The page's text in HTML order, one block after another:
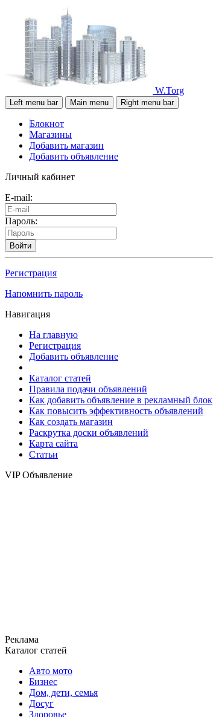
W.Torg
Left menu bar Main menu Right menu bar
Блокнот
Магазины
Добавить магазин
Добавить объявление
Личный кабинет
E-mail:
Пароль:
Войти
Регистрация
Напомнить пароль
Навигация
На главную
Регистрация
Добавить объявление
Каталог статей
Правила подачи объявлений
Как добавить объявление в рекламный блок
Как повысить эффективность объявлений
Как создать магазин
Раскрутка доски объявлений
Карта сайта
Статьи
VIP Объявление
Реклама
Каталог статей
Авто мото
Бизнес
Дом, дети, семья
Досуг
Здоровье